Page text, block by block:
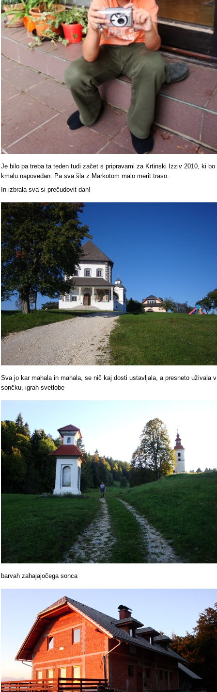
Je bilo pa treba ta teden tudi začet s pripravami za Krtinski Izziv 2010, ki bo
kmalu napovedan. Pa sva šla z Markotom malo merit traso.
In izbrala sva si prečudovit dan!
Sva jo kar mahala in mahala, se nič kaj dosti ustavljala, a presneto uživala v
sončku, igrah svetlobe
barvah zahajajočega sonca